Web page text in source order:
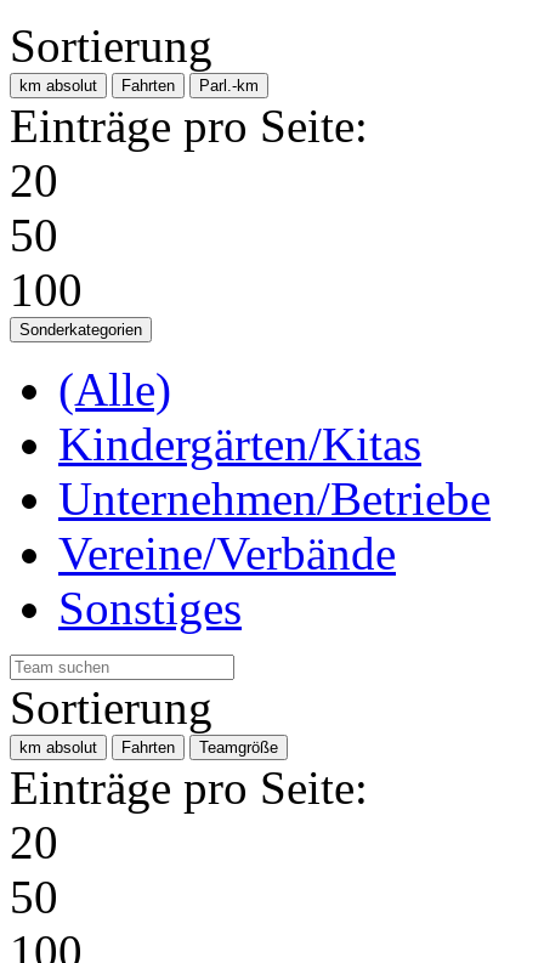
Sortierung
km absolut Fahrten Parl.-km
Einträge pro Seite:
20
50
100
Sonderkategorien
(Alle)
Kindergärten/Kitas
Unternehmen/Betriebe
Vereine/Verbände
Sonstiges
Sortierung
km absolut Fahrten Teamgröße
Einträge pro Seite:
20
50
100